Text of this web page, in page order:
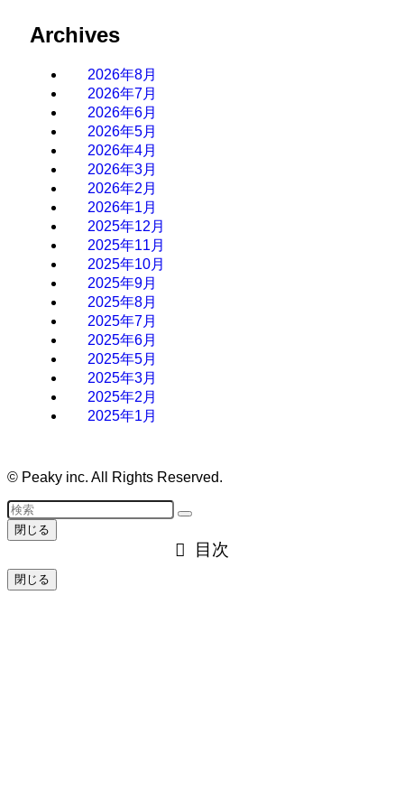
Archives
2026年8月
2026年7月
2026年6月
2026年5月
2026年4月
2026年3月
2026年2月
2026年1月
2025年12月
2025年11月
2025年10月
2025年9月
2025年8月
2025年7月
2025年6月
2025年5月
2025年3月
2025年2月
2025年1月
© Peaky inc. All Rights Reserved.
閉じる
目次
閉じる